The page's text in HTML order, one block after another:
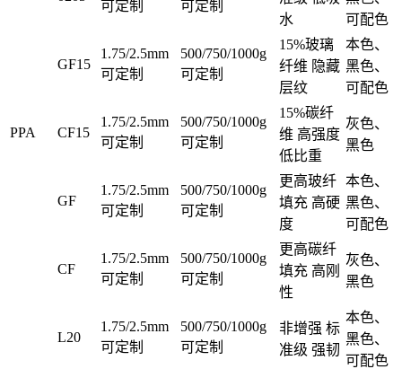
PPA
可定制 可定制
水
可配色
GF15
1.75/2.5mm
可定制
500/750/1000g
可定制
15%玻璃
纤维 隐藏
层纹
本色、
黑色、
可配色
CF15
1.75/2.5mm
可定制
500/750/1000g
可定制
15%碳纤
维 高强度
低比重
灰色、
黑色
GF
1.75/2.5mm
可定制
500/750/1000g
可定制
更高玻纤
填充 高硬
度
本色、
黑色、
可配色
CF
1.75/2.5mm
可定制
500/750/1000g
可定制
更高碳纤
填充 高刚
性
灰色、
黑色
L20
1.75/2.5mm
可定制
500/750/1000g
可定制
非增强 标
准级 强韧
本色、
黑色、
可配色